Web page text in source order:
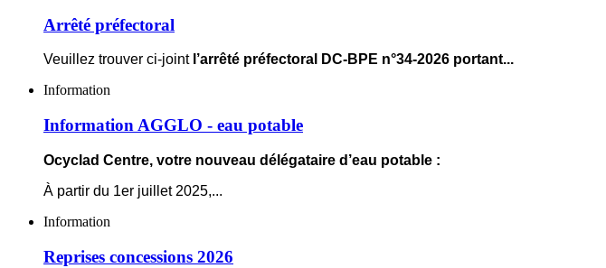
Arrêté préfectoral
Veuillez trouver ci-joint l’arrêté préfectoral DC-BPE n°34-2026 portant...
Information
-
eau
potable
Information
Information AGGLO - eau potable
Ocyclad Centre, votre nouveau délégataire d’eau potable :
À partir du 1er juillet 2025,...
Reprises
2026
Information
Reprises concessions 2026